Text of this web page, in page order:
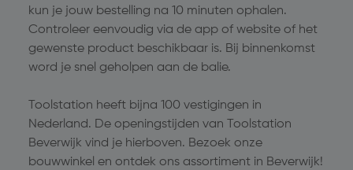
kun je jouw bestelling na 10 minuten ophalen.
Controleer eenvoudig via de app of website of het
gewenste product beschikbaar is. Bij binnenkomst
word je snel geholpen aan de balie.
Toolstation heeft bijna 100 vestigingen in
Nederland. De openingstijden van Toolstation
Beverwijk vind je hierboven. Bezoek onze
bouwwinkel en ontdek ons assortiment in Beverwijk!